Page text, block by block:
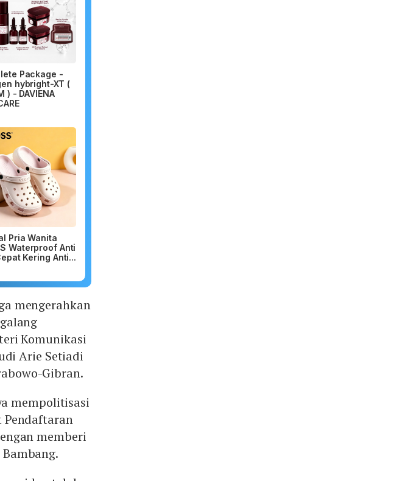
Package -
hybright-XT (
) - DAVIENA
Pria Wanita
Waterproof Anti
Kering Anti...
mengerahkan
Komunikasi
Arie Setiadi
Gibran.
mempolitisasi
memberi